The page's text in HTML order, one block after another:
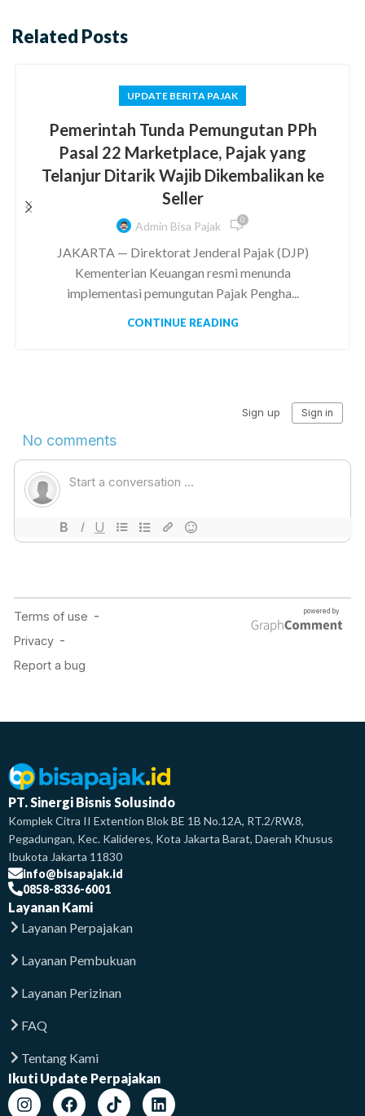
Related Posts
UPDATE BERITA PAJAK
Pemerintah Tunda Pemungutan PPh
Pasal 22 Marketplace, Pajak yang
Telanjur Ditarik Wajib Dikembalikan ke
Seller
Admin Bisa Pajak 0
JAKARTA — Direktorat Jenderal Pajak (DJP)
Kementerian Keuangan resmi menunda
implementasi pemungutan Pajak Pengha...
CONTINUE READING
PT. Sinergi Bisnis Solusindo
Komplek Citra II Extention Blok BE 1B No.12A, RT.2/RW.8,
Pegadungan, Kec. Kalideres, Kota Jakarta Barat, Daerah Khusus
Ibukota Jakarta 11830
info@bisapajak.id
0858-8336-6001
Layanan Kami
Layanan Perpajakan
Layanan Pembukuan
Layanan Perizinan
FAQ
Tentang Kami
Ikuti Update Perpajakan